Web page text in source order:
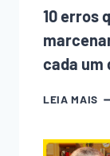
10 erros
cada um
LEIA MAIS 10